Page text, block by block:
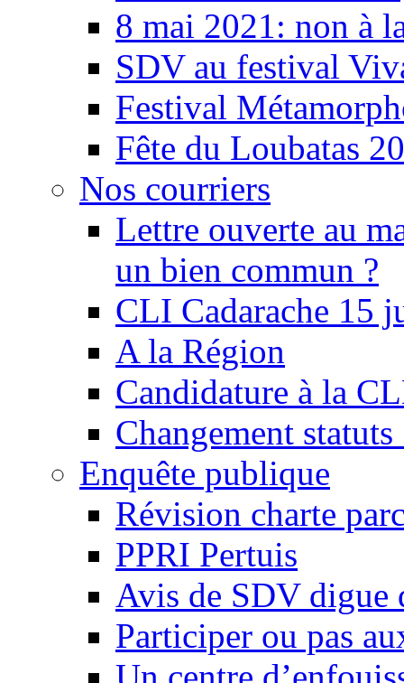
8 mai 2021: non à
SDV au festival
Festival
Fête du Loubatas
Nos courriers
Lettre ouverte au
un bien commun ?
CLI Cadarache 15
A la Région
Candidature à la
Changement
Enquête publique
Révision charte
PPRI Pertuis
Avis de SDV digue
Participer ou pas